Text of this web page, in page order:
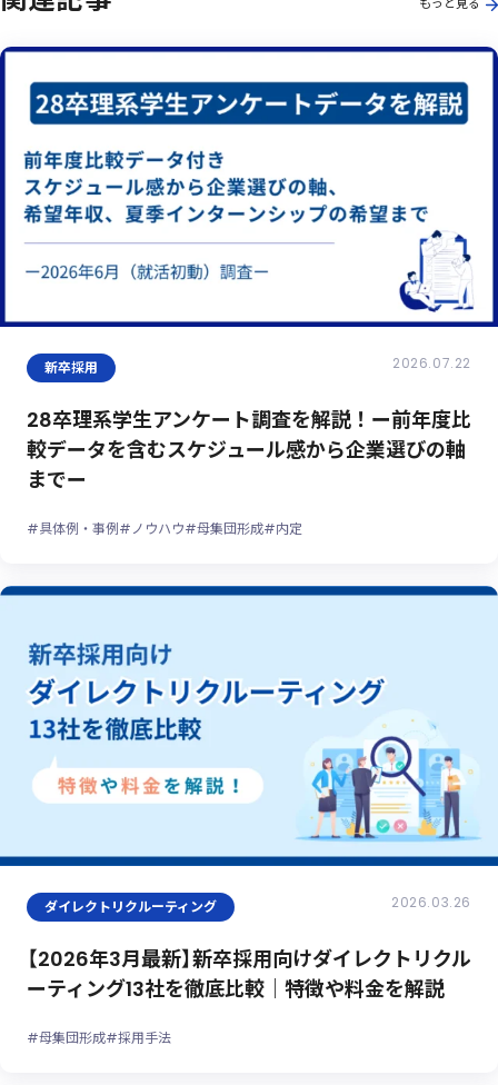
新卒採用 2026.07.22
28卒理系学生アンケート調査を解説！ー前年度比
較データを含むスケジュール感から企業選びの軸
までー
#具体例・事例#ノウハウ#母集団形成#内定
ダイレクトリクルーティング 2026.03.26
【2026年3月最新】新卒採用向けダイレクトリクル
ーティング13社を徹底比較｜特徴や料金を解説
#母集団形成#採用手法